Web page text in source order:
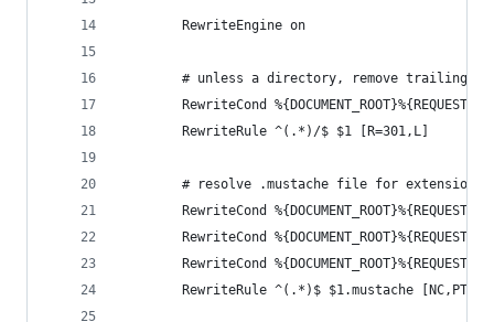
        RewriteEngine on
# unless a directory, remove trailing
RewriteCond
        RewriteRule ^(.*)/$ $1 [R=301,L]
# resolve .mustache file for
RewriteCond
RewriteCond
RewriteCond
        RewriteRule ^(.*)$ $1.mustache [NC,PT,L]